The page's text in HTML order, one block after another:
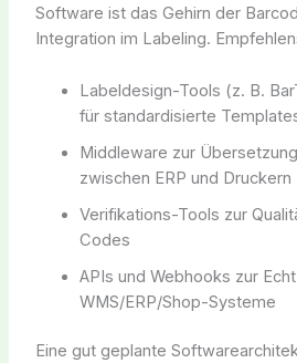
Software ist das Gehirn der
Integration im Labeling.
Labeldesign-Tools (z. B.
für standardisierte
Middleware zur
zwischen ERP und Druckern
Verifikations-Tools zur
Codes
APIs und Webhooks zur
WMS/ERP/Shop-Systeme
Eine gut geplante